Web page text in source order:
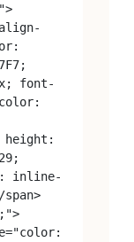
font-
inline-